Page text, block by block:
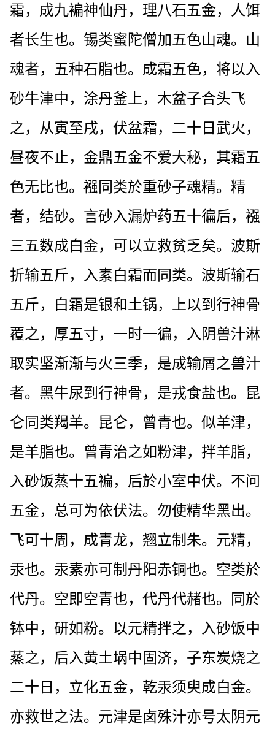
霜，成九褊神仙丹，理八石五金，人饵
者长生也。锡类蜜陀僧加五色山魂。山
魂者，五种石脂也。成霜五色，将以入
砂牛津中，涂丹釜上，木盆子合头飞
之，从寅至戌，伏盆霜，二十日武火，
昼夜不止，金鼎五金不爱大秘，其霜五
色无比也。襁同类於重砂子魂精。精
者，结砂。言砂入漏炉药五十徧后，襁
三五数成白金，可以立救贫乏矣。波斯
折输五斤，入素白霜而同类。波斯输石
五斤，白霜是银和土锅，上以到行神骨
覆之，厚五寸，一时一徧，入阴兽汁淋
取实坚渐渐与火三季，是成输屑之兽汁
者。黑牛尿到行神骨，是戎食盐也。昆
仑同类羯羊。昆仑，曾青也。似羊津，
是羊脂也。曾青治之如粉津，拌羊脂，
入砂饭蒸十五褊，后於小室中伏。不问
五金，总可为依伏法。勿使精华黑出。
飞可十周，成青龙，翘立制朱。元精，
汞也。汞素亦可制丹阳赤铜也。空类於
代丹。空即空青也，代丹代赭也。同於
钵中，研如粉。以元精拌之，入砂饭中
蒸之，后入黄土埚中固济，子东炭烧之
二十日，立化五金，乾汞须臾成白金。
亦救世之法。元津是卤殊汁亦号太阴元